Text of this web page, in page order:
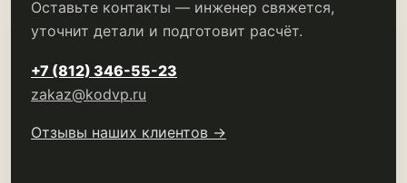
Оставьте контакты — инженер свяжется,
уточнит детали и подготовит расчёт.
+7 (812) 346-55-23
zakaz@kodvp.ru
Отзывы наших клиентов →